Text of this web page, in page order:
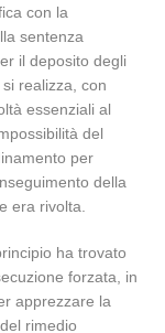
con la
sentenza
il deposito degli
realizza, con
essenziali al
del
per
della
era rivolta.
ha trovato
forzata, in
apprezzare la
rimedio